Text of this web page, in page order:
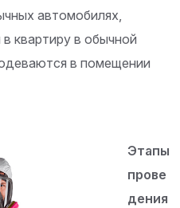
автомобилях,
квартиру в обычной
в помещении
Этапы
прове
дения